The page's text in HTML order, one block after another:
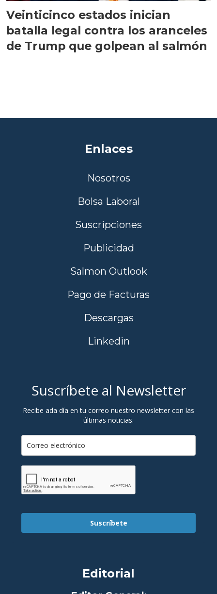
Veinticinco estados inician
batalla legal contra los aranceles
de Trump que golpean al salmón
Enlaces
Nosotros
Bolsa Laboral
Suscripciones
Publicidad
Salmon Outlook
Pago de Facturas
Descargas
Linkedin
Suscríbete al Newsletter
Recibe ada día en tu correo nuestro newsletter con las
últimas noticias.
Suscríbete
Editorial